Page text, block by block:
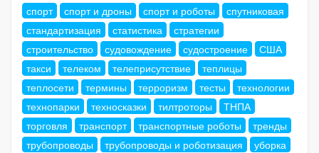
спорт
спорт и дроны спорт и роботы
спутниковая
стандартизация
статистика
стратегии
строительство
судовождение судостроение
США
такси
телеком телеприсутствие
теплицы
теплосети
термины терроризм тесты
технологии
технопарки
техносказки тилтроторы
ТНПА
торговля
транспорт транспортные роботы
тренды
трубопроводы
трубопроводы и роботизация
уборка